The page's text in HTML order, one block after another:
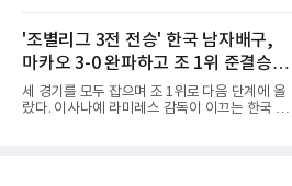
3-2로 꺾고 정상에 올랐는데, 세계선수권에서
이뤄진 '리턴 매치'에서도 승리하
‘바둑에서 왜 ‘대국(對局)’이라 말할까‘ 참조)'호
선(互先)'은 한자로 '서로 호(互)', '먼저 선(先)'을
쓴다. 직역하면 '서로 먼저 둔다'는 뜻이다. 여기
서 '서로 먼저 둔다'는 표현은 한 판에서 두 사람
이 동시에 선수를 잡는다는 의미가 아니다. 중국
과 일본의 고대 바둑에서 실력이 같은 사람끼리
는 여러 판을 둘 때 흑(선수)을 번갈아 맡았다는
'조별리그 3전 전승' 한국 남자배구,
마카오 3-0 완파하고 조 1위 준결승
진출
세 경기를 모두 잡으며 조 1위로 다음 단계에 올
랐다. 이사나예 라미레스 감독이 이끄는 한국 남